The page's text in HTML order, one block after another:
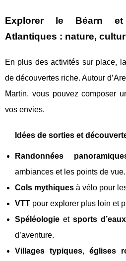
Explorer le Béarn et
Atlantiques : nature,
En plus des activités sur place,
de découvertes riche. Autour
Martin, vous pouvez composer
vos envies.
Idées de sorties et
Randonnées
ambiances et les points de vue.
Cols mythiques à vélo pour
VTT pour explorer plus loin et
Spéléologie et sports
d’aventure.
Villages typiques, églises